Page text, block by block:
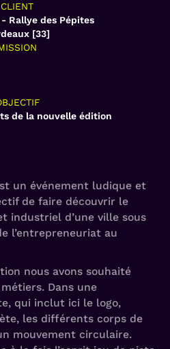
CLIENT
- Rallye des Pépites
[33]
de la nouvelle édition
un événement ludique et
de faire découvrir le
industriel d’une ville sous
l’entrepreneuriat au
nous avons souhaité
Dans une
qui inclut ici le logo,
les différents corps de
mouvement circulaire.